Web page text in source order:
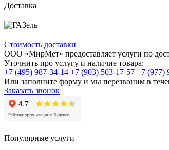
Доставка
Стоимость доставки
ООО «МирМет» предоставляет услуги по
Уточнить про услугу и наличие товара:
+7 (495) 987-34-14 +7 (903) 503-17-57 +7 (977)
Или заполните форму и мы перезвоним в
Заказать звонок
Популярные услуги